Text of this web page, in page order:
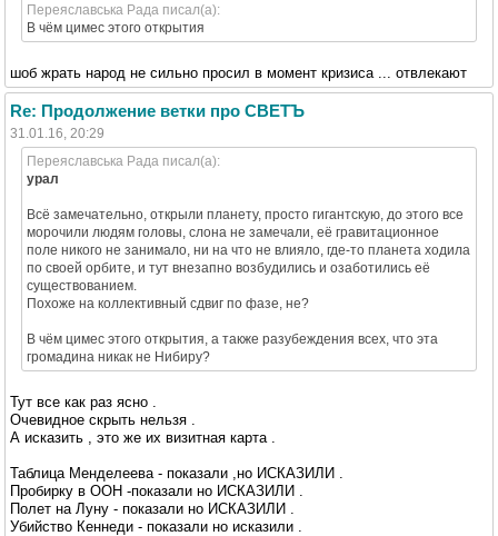
Переяславська Рада писал(а):
В чём цимес этого открытия
шоб жрать народ не сильно просил в момент кризиса ... отвлекают
Re: Продолжение ветки про СВЕТЪ
31.01.16, 20:29
Переяславська Рада писал(а):
урал
Всё замечательно, открыли планету, просто гигантскую, до этого все
морочили людям головы, слона не замечали, её гравитационное
поле никого не занимало, ни на что не влияло, где-то планета ходила
по своей орбите, и тут внезапно возбудились и озаботились её
существованием.
Похоже на коллективный сдвиг по фазе, не?
В чём цимес этого открытия, а также разубеждения всех, что эта
громадина никак не Нибиру?
Тут все как раз ясно .
Очевидное скрыть нельзя .
А исказить , это же их визитная карта .
Таблица Менделеева - показали ,но ИСКАЗИЛИ .
Пробирку в ООН -показали но ИСКАЗИЛИ .
Полет на Луну - показали но ИСКАЗИЛИ .
Убийство Кеннеди - показали но исказили .